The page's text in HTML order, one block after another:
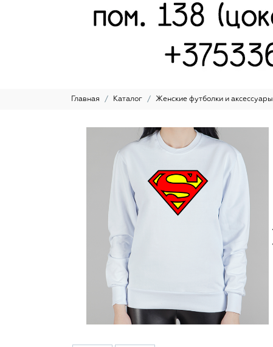
Главная Каталог Женские футболки и аксессуары